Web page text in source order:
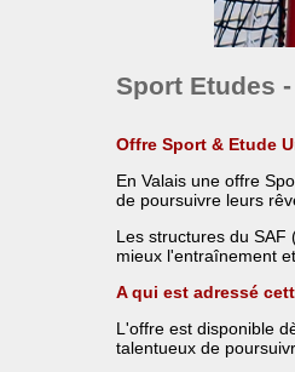
Sport Etudes
Offre Sport & Etude
En Valais une offre
de poursuivre leurs
Les structures du SAF
mieux l'entraînement
A qui est adressé
L'offre est disponible
talentueux de